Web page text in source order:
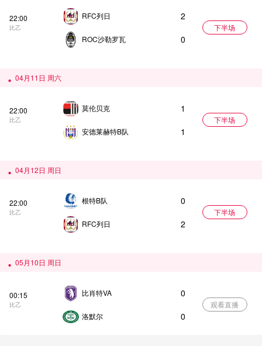
22:00
比乙
RFC列日
ROC沙勒罗瓦
2
0
下半场
04月11日 周六
22:00
比乙
莫伦贝克
安德莱赫特B队
1
1
下半场
04月12日 周日
22:00
比乙
根特B队
RFC列日
0
2
下半场
05月10日 周日
00:15
比乙
比肖特VA
洛默尔
0
0
观看直播